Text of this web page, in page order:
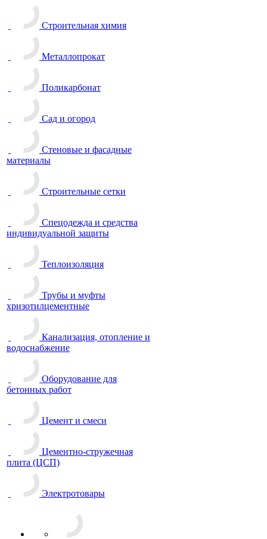
Строительная химия
Металлопрокат
Поликарбонат
Сад и огород
Стеновые и фасадные
материалы
Строительные сетки
Спецодежда и средства
индивидуальной защиты
Теплоизоляция
Трубы и муфты
хризотилцементные
Канализация, отопление и
водоснабжение
Оборудование для
бетонных работ
Цемент и смеси
Цементно-стружечная
плита (ЦСП)
Электротовары